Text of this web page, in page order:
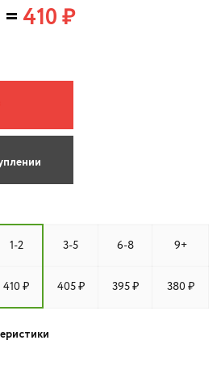
=410 ₽
1-2 3-5 6-8 9+
410 ₽ 405 ₽ 395 ₽ 380 ₽